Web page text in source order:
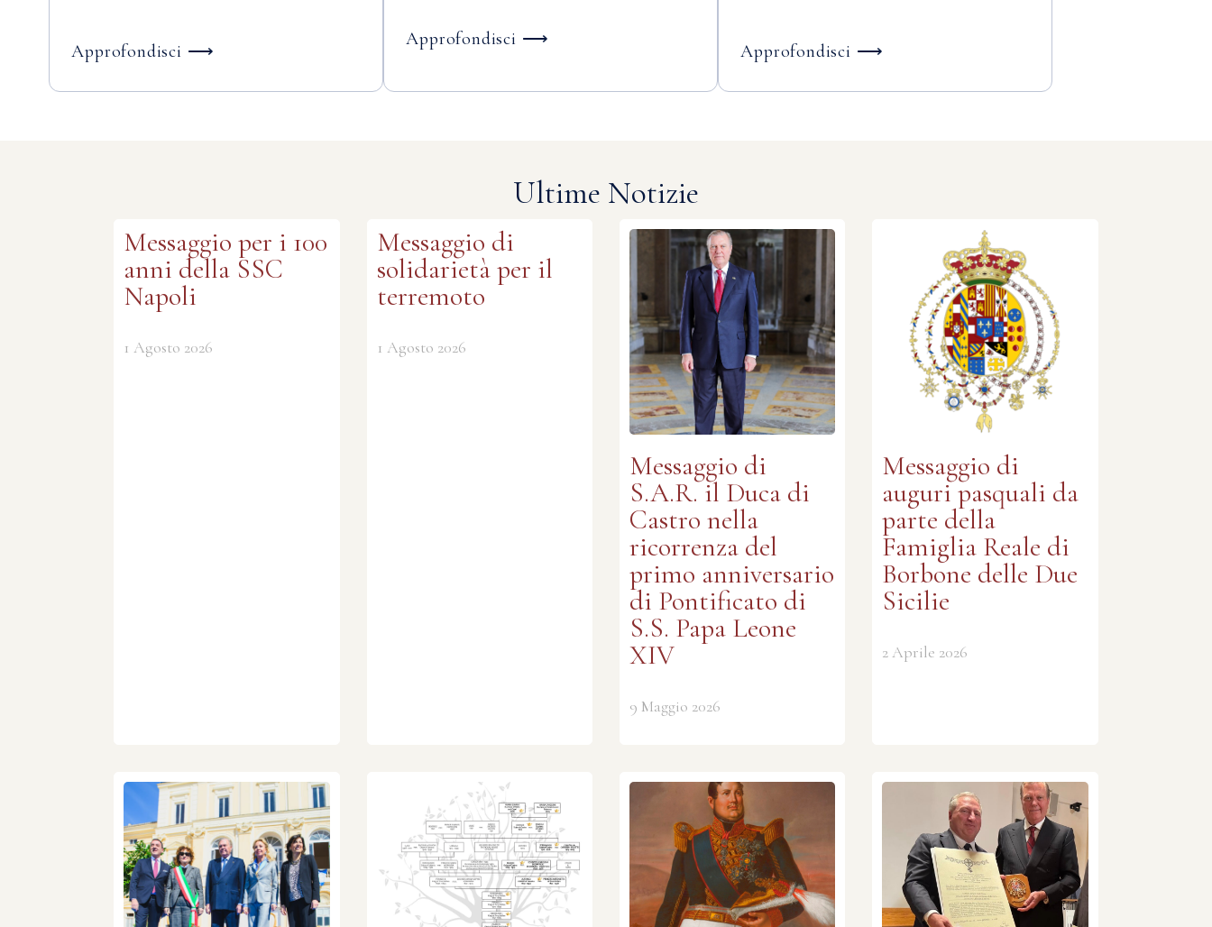
Approfondisci ⟶
Approfondisci ⟶
Approfondisci ⟶
Ultime Notizie
Messaggio per i 100
anni della SSC
Napoli
1 Agosto 2026
Messaggio di
solidarietà per il
terremoto
1 Agosto 2026
Messaggio di
S.A.R. il Duca di
Castro nella
ricorrenza del
primo anniversario
di Pontificato di
S.S. Papa Leone
XIV
9 Maggio 2026
Messaggio di
auguri pasquali da
parte della
Famiglia Reale di
Borbone delle Due
Sicilie
2 Aprile 2026